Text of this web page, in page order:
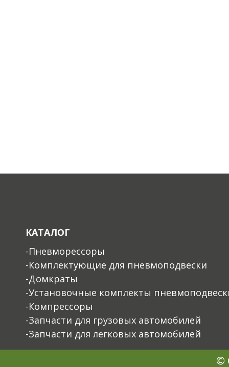
КАТАЛОГ
-Пневморессоры
-Комплектующие для пневмоподвески
-Домкраты
-Установочные комплекты
-Компрессоры
-Запчасти для грузовых автомобилей
-Запчасти для легковых автомобилей
©